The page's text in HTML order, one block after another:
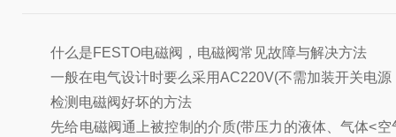
什么是FESTO电磁阀，电磁阀常见故障与解决方法
一般在电气设计时要么采用AC220V(不需加装开关电
检测电磁阀好坏的方法
先给电磁阀通上被控制的介质(带压力的液体、气体<空